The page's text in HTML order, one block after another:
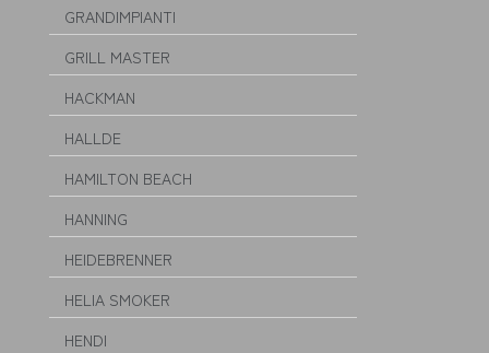
GRANDIMPIANTI
GRILL MASTER
HACKMAN
HALLDE
HAMILTON BEACH
HANNING
HEIDEBRENNER
HELIA SMOKER
HENDI